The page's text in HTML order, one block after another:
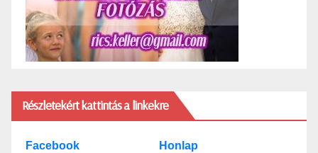
Részletekért kattintás a linkekre
Facebook Honlap